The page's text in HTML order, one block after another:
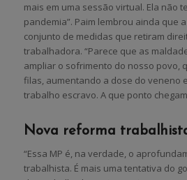
mais em uma sessão virtual. Ela não
pandemia”. Paim lembrou ainda que
conjunto de medidas que retiram
trabalhadora. “Parece que as
ampliar o sofrimento do nosso povo,
filas, aumentando a dose do veneno
trabalho escravo. A que ponto
Nova reforma
“Essa MP é, na verdade, o
trabalhista. É mais uma tentativa do